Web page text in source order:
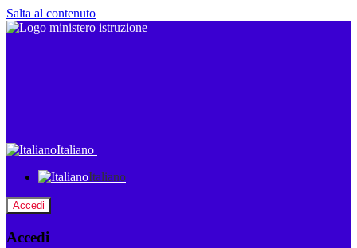
Salta al contenuto
Italiano
Italiano
Accedi
Accedi